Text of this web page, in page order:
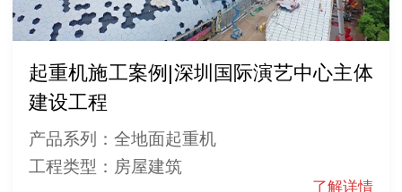
起重机施工案例|深圳国际演艺中心主体
建设工程
产品系列：全地面起重机
工程类型：房屋建筑
了解详情